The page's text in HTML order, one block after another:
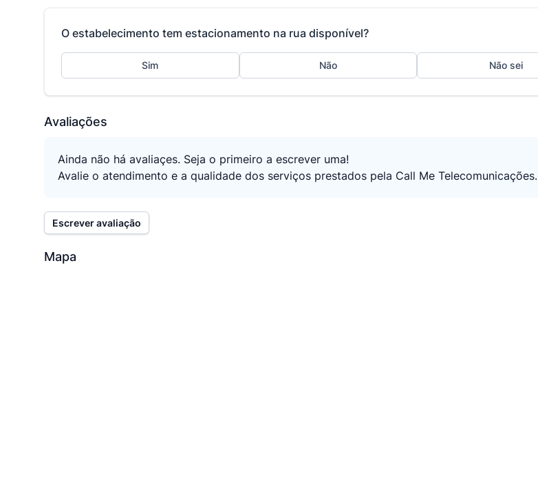
O estabelecimento tem estacionamento na rua disponível?
Sim Não Não sei
Avaliações
Ainda não há avaliaçes. Seja o primeiro a escrever uma!
Avalie o atendimento e a qualidade dos serviços prestados pela Call Me Telecomunicações.
Escrever avaliação
Mapa